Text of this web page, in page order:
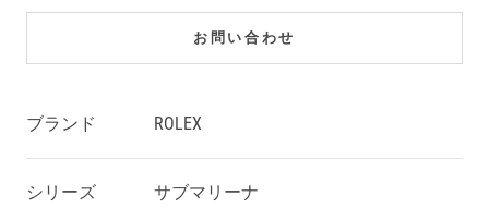
お問い合わせ
ブランド ROLEX
シリーズ サブマリーナ